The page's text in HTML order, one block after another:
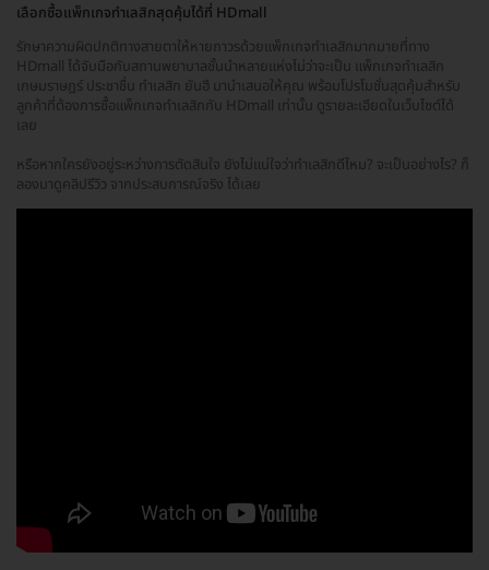
เลือกซื้อแพ็กเกจทำเลสิกสุดคุ้มได้ที่ HDmall
รักษาความผิดปกติทางสายตาให้หายถาวรด้วยแพ็กเกจทำเลสิกมากมายที่ทาง
HDmall ได้จับมือกับสถานพยาบาลชั้นนำหลายแห่งไม่ว่าจะเป็น แพ็กเกจทำเลสิก
เกษมราษฎร์ ประชาชื่น ทำเลสิก ยันฮี มานำเสนอให้คุณ พร้อมโปรโมชั่นสุดคุ้มสำหรับ
ลูกค้าที่ต้องการซื้อแพ็กเกจทำเลสิกกับ HDmall เท่านั้น ดูรายละเอียดในเว็บไซต์ได้
เลย
หรือหากใครยังอยู่ระหว่างการตัดสินใจ ยังไม่แน่ใจว่าทำเลสิกดีไหม? จะเป็นอย่างไร? ก็
ลองมาดูคลิปรีวิว จากประสบการณ์จริง ได้เลย